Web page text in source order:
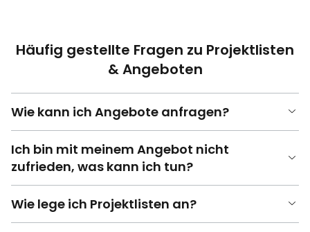
Häufig gestellte Fragen zu Projektlisten
& Angeboten
Wie kann ich Angebote anfragen?
Ich bin mit meinem Angebot nicht
zufrieden, was kann ich tun?
Wie lege ich Projektlisten an?